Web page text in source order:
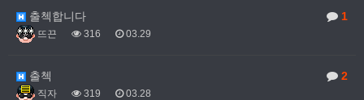
1
출첵합니다
뜨끈 316 03.29
2
출첵
직자 319 03.28